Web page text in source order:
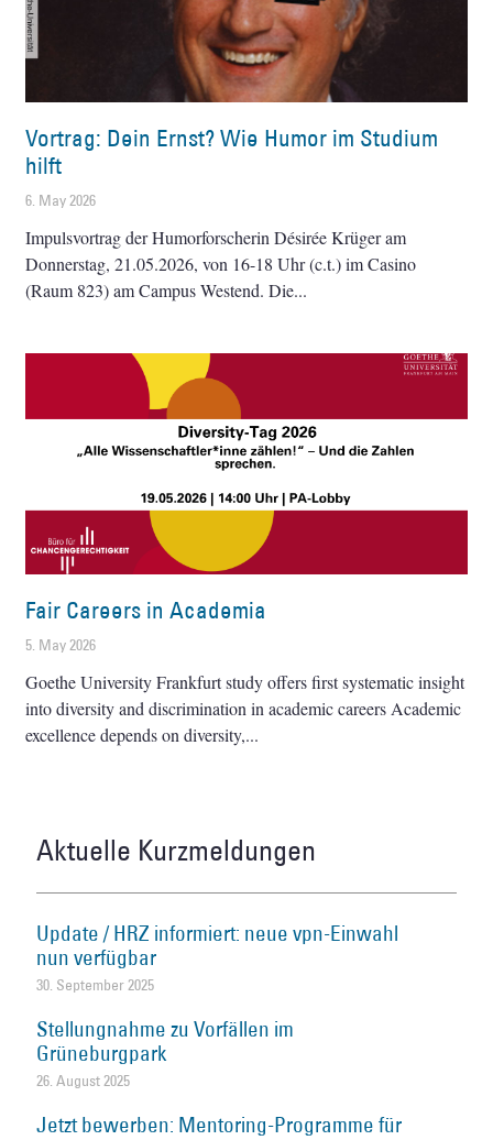
Vortrag: Dein Ernst? Wie Humor im Studium
hilft
6. May 2026
Impulsvortrag der Humorforscherin Désirée Krüger am
Donnerstag, 21.05.2026, von 16-18 Uhr (c.t.) im Casino
(Raum 823) am Campus Westend. Die
Fair Careers in Academia
5. May 2026
Goethe University Frankfurt study offers first systematic insight
into diversity and discrimination in academic careers Academic
excellence depends on diversity,
Aktuelle Kurzmeldungen
Update / HRZ informiert: neue vpn-Einwahl
nun verfügbar
30. September 2025
Stellungnahme zu Vorfällen im
Grüneburgpark
26. August 2025
Jetzt bewerben: Mentoring-Programme für